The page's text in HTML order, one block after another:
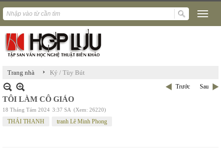
Trang nhà › Ký / Tùy Bút
Trước Sau
TÔI LÀM CÔ GIÁO
18 Tháng Tám 2024 3:37 SA (Xem: 26220)
THÁI THANH tranh Lê Minh Phong